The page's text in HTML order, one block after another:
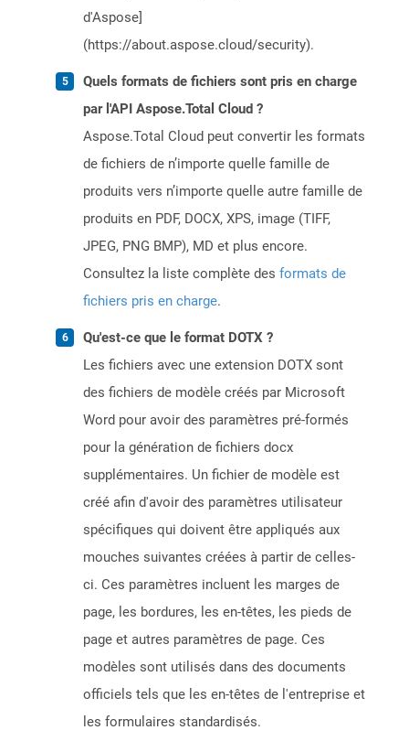
d'Aspose]
(https://about.aspose.cloud/security).
Quels formats de fichiers sont pris en charge
par l'API Aspose.Total Cloud ?
Aspose.Total Cloud peut convertir les formats
de fichiers de n’importe quelle famille de
produits vers n’importe quelle autre famille de
produits en PDF, DOCX, XPS, image (TIFF,
JPEG, PNG BMP), MD et plus encore.
Consultez la liste complète des formats de
fichiers pris en charge.
Qu'est-ce que le format DOTX ?
Les fichiers avec une extension DOTX sont
des fichiers de modèle créés par Microsoft
Word pour avoir des paramètres pré-formés
pour la génération de fichiers docx
supplémentaires. Un fichier de modèle est
créé afin d'avoir des paramètres utilisateur
spécifiques qui doivent être appliqués aux
mouches suivantes créées à partir de celles-
ci. Ces paramètres incluent les marges de
page, les bordures, les en-têtes, les pieds de
page et autres paramètres de page. Ces
modèles sont utilisés dans des documents
officiels tels que les en-têtes de l'entreprise et
les formulaires standardisés.